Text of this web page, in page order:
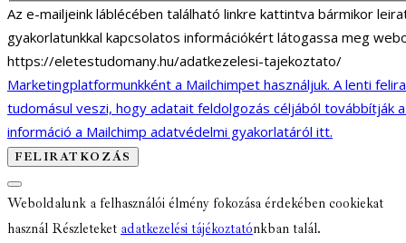
Az e-mailjeink láblécében található linkre kattintva bármikor
gyakorlatunkkal kapcsolatos információkért látogassa meg
https://eletestudomany.hu/adatkezelesi-tajekoztato/
Marketingplatformunkként a Mailchimpet használjuk. A lenti
tudomásul veszi, hogy adatait feldolgozás céljából továbbítják
információ a Mailchimp adatvédelmi gyakorlatáról itt.
Weboldalunk a felhasználói élmény fokozása érdekében cookiekat
használ Részleteket adatkezelési tájékoztatónkban talál.